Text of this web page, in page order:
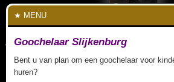
MENU
Goochelaar Slijkenburg
Bent u van plan om een goochelaar voor
huren?